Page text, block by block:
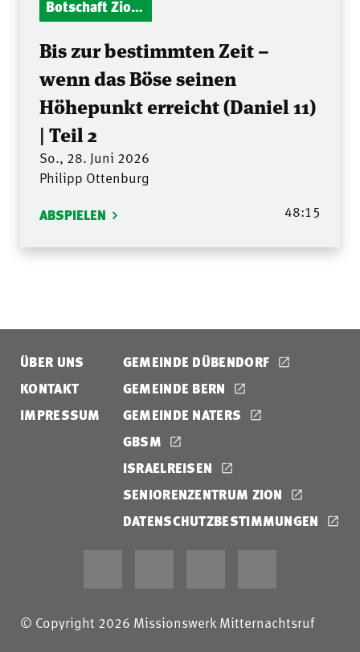
Botschaft Zionshalle
Bis zur bestimmten Zeit –
wenn das Böse seinen
Höhepunkt erreicht (Daniel 11)
| Teil 2
So., 28. Juni 2026
Philipp Ottenburg
ABSPIELEN 48:15
ÜBER UNS
KONTAKT
IMPRESSUM
GEMEINDE DÜBENDORF
GEMEINDE BERN
GEMEINDE NATERS
GBSM
ISRAELREISEN
SENIORENZENTRUM ZION
DATENSCHUTZBESTIMMUNGEN
© Copyright 2026 Missionswerk Mitternachtsruf